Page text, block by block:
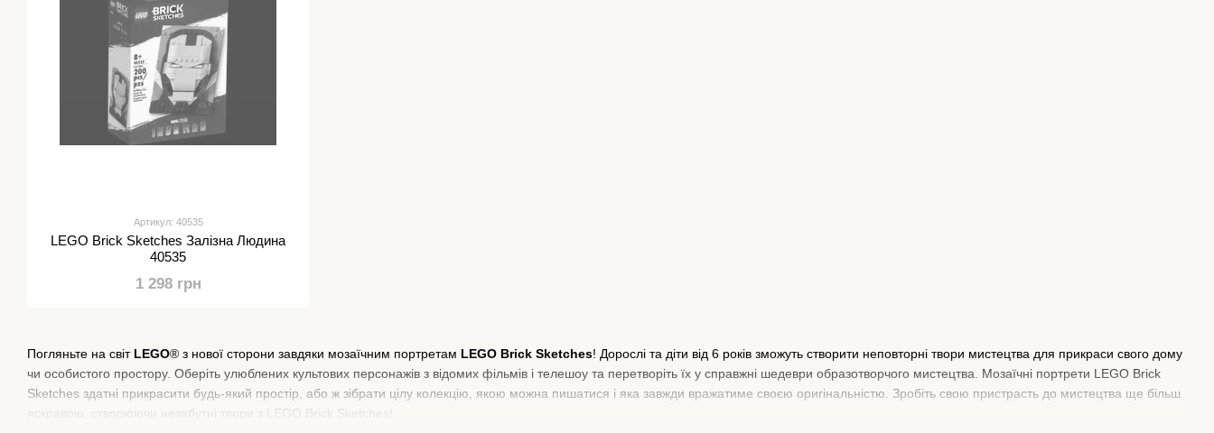
Погляньте на світ LEGO® з нової сторони завдяки мозаїчним портретам LEGO Brick Sketches! Дорослі та діти від 6 років зможуть створити неповторні твори мистецтва для прикраси свого дому
чи особистого простору. Оберіть улюблених культових персонажів з відомих фільмів і телешоу та перетворіть їх у справжні шедеври образотворчого мистецтва. Мозаїчні портрети LEGO Brick
Sketches здатні прикрасити будь-який простір, або ж зібрати цілу колекцію, якою можна пишатися і яка завжди вражатиме своєю оригінальністю. Зробіть свою пристрасть до мистецтва ще більш
яскравою, створюючи незабутні твори з LEGO Brick Sketches!
Артикул: 40535
LEGO Brick Sketches Залізна Людина
40535
1 298 грн